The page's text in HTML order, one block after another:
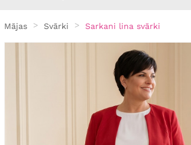
Mājas Svārki Sarkani lina svārki